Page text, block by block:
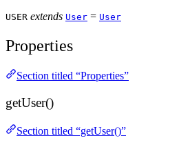
USER extends User = User
Properties
Section titled “Properties”
getUser()
Section titled “getUser()”